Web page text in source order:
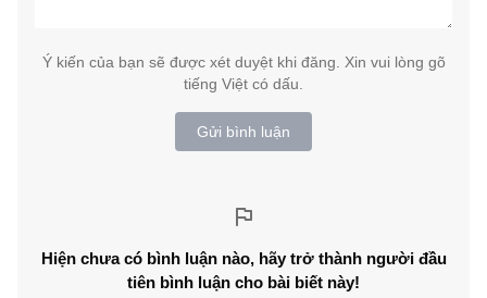
Ý kiến của bạn sẽ được xét duyệt khi đăng. Xin vui lòng gõ
tiếng Việt có dấu.
Gửi bình luận
Hiện chưa có bình luận nào, hãy trở thành người đầu
tiên bình luận cho bài biết này!